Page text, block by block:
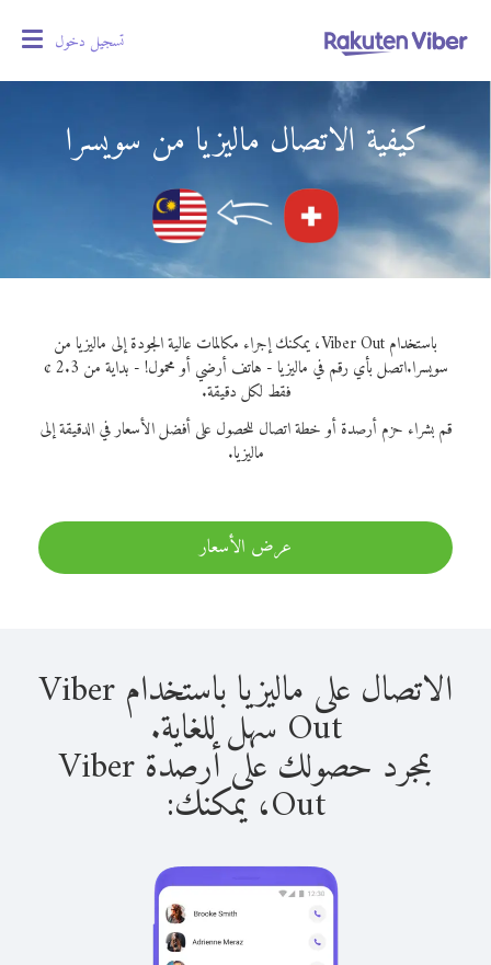
تسجيل دخول
كيفية الاتصال ماليزيا من سويسرا
باستخدام Viber Out، يمكنك إجراء مكالمات عالية الجودة إلى ماليزيا من
سويسرا.
اتصل بأي رقم في ماليزيا - هاتف أرضي أو محمول! - بداية من 2.3 ¢
فقط لكل دقيقة.
قم بشراء حزم أرصدة أو خطة اتصال للحصول على أفضل الأسعار في الدقيقة إلى
ماليزيا.
عرض الأسعار
الاتصال على ماليزيا باستخدام Viber
Out سهل للغاية.
بمجرد حصولك على أرصدة Viber
Out، يمكنك: